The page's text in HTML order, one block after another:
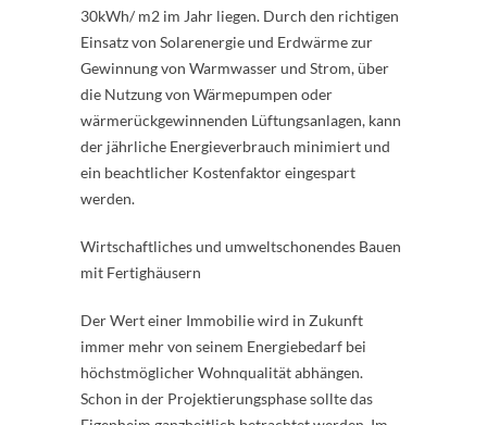
30kWh/ m2 im Jahr liegen. Durch den richtigen
Einsatz von Solarenergie und Erdwärme zur
Gewinnung von Warmwasser und Strom, über
die Nutzung von Wärmepumpen oder
wärmerückgewinnenden Lüftungsanlagen, kann
der jährliche Energieverbrauch minimiert und
ein beachtlicher Kostenfaktor eingespart
werden.
Wirtschaftliches und umweltschonendes Bauen
mit Fertighäusern
Der Wert einer Immobilie wird in Zukunft
immer mehr von seinem Energiebedarf bei
höchstmöglicher Wohnqualität abhängen.
Schon in der Projektierungsphase sollte das